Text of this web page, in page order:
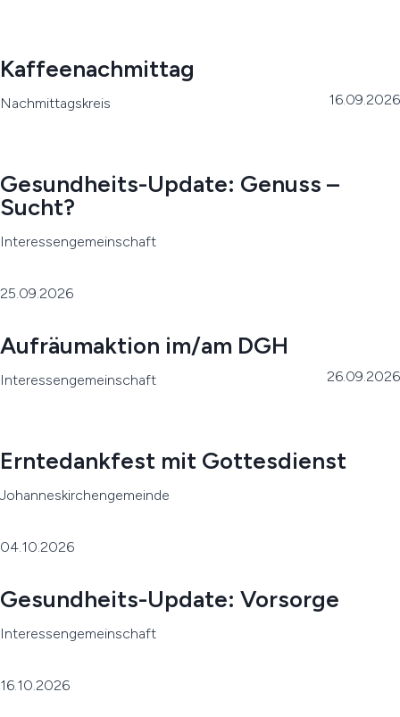
Kaffeenachmittag
Nachmittagskreis 16.09.2026
Gesundheits-Update: Genuss –
Sucht?
Interessengemeinschaft
25.09.2026
Aufräumaktion im/am DGH
Interessengemeinschaft 26.09.2026
Erntedankfest mit Gottesdienst
Johanneskirchengemeinde
04.10.2026
Gesundheits-Update: Vorsorge
Interessengemeinschaft
16.10.2026